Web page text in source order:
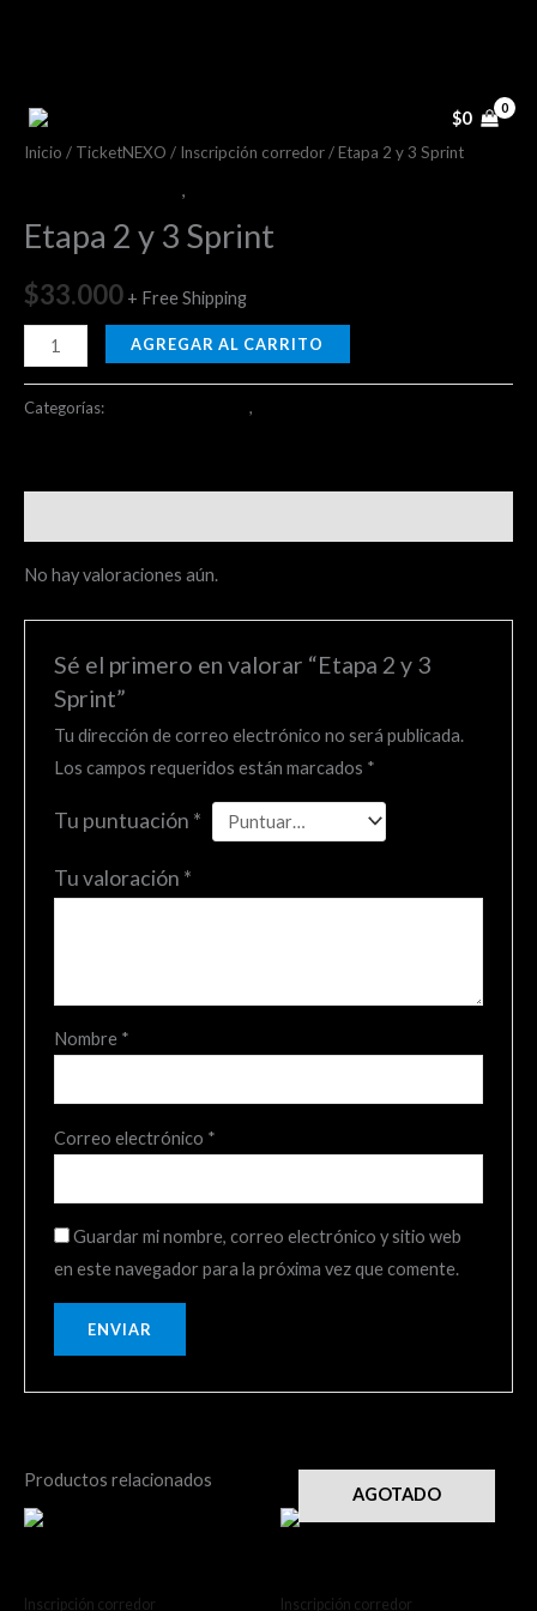
$0
Inicio / TicketNEXO / Inscripción corredor/ Etapa 2 y 3 Sprint
,
Etapa 2 y 3 Sprint
$33.000 + Free Shipping
2
y
cantidad
AGREGAR AL CARRITO
Categorías: ,
No hay valoraciones aún.
Sé el primero en valorar “Etapa 2 y 3
Sprint”
Tu dirección de correo electrónico no será publicada.
Los campos requeridos están marcados *
Tu puntuación *
Tu valoración *
Nombre *
Correo electrónico *
Guardar mi nombre, correo electrónico y sitio web
en este navegador para la próxima vez que comente.
Productos relacionados
Inscripción corredor
AGOTADO
Inscripción corredor